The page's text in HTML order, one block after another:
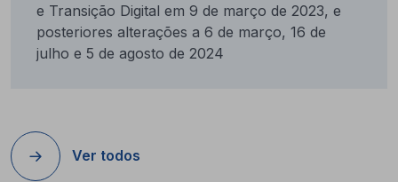
e Transição Digital em 9 de março de 2023, e
posteriores alterações a 6 de março, 16 de
julho e 5 de agosto de 2024
Ver todos